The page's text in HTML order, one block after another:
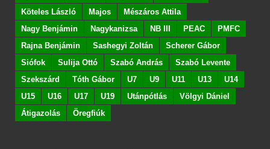
Köteles László
Majos
Mészáros Attila
Nagy Benjámin
Nagykanizsa NB III PEAC
PMFC
Rajna Benjámin
Sashegyi Zoltán
Scherer Gábor
Siófok
Sulija Ottó Szabó András
Szabó Levente
Szekszárd
Tóth Gábor U7 U9 U11 U13
U14
U15
U16 U17 U19 Utánpótlás
Völgyi Dániel
Átigazolás
Öregfiúk